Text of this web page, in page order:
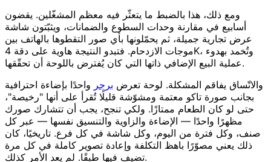
ومع ذلك، هذا بالضبط ما يتعثّر فيه معظم المشغّلين. يقضون
أسابيع في مقارنة وحدات السطوع والضمانات، ويثبّتون شاشة
عرض تجارية جميلة، ثم يحمّلونها بأي صور التقطوها بالهاتف بين
موجات الازدحام. فتبدو النتيجة هاوية على دقة 4K، وتُخمد بهدوء
عملية البيع الإضافي ذاتها التي كان يُفترض باللوحة أن تحقّقها.
والاتّساق يفاقم المشكلة. لوحة تعرض برجر واحدًا بإضاءة احترافية
بجانب صورة تاكو معتمة ومشوّشة قليلًا تُقرأ على أنها "رخيصة"،
حتى لو كان الطعام ممتازًا. ولكي تنجح، يجب أن تتشارك صورك
مظهرًا واحدًا — الإضاءة والزاوية والتنسيق نفسها — عبر كل
صنف، وكل فترة من اليوم، وكل شاشة في كل فرع. تاريخيًا، كان
ذلك يعني مصوّرًا باهظ التكلفة وإعادة تصوير كاملة في كل مرة
تضيف فيها طبقًا. لم يعد الأمر كذلك.